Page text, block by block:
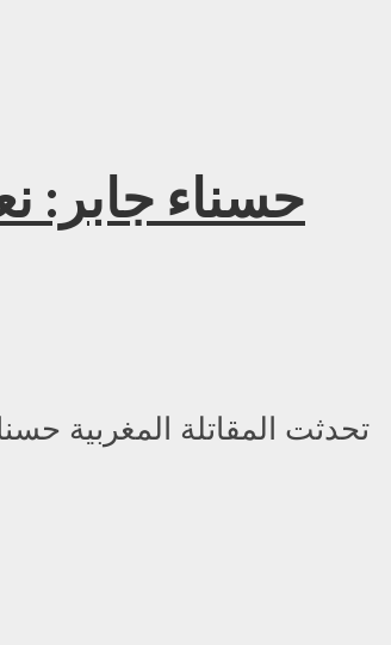
حسناء جابر:
تحدثت المقاتلة المغربية